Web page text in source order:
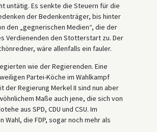
untätig. Es senkte die Steuern für die
der Bedenkenträger, bis hinter
den „gegnerischen Medien“, die der
Verdienenden den Stotterstart zu. Der
wäre allenfalls ein fauler.
wie der Regierenden. Eine
Partei-Köche im Wahlkampf
der Regierung Merkel II sind nun aber
Maße auch jene, die sich von
aus SPD, CDU und CSU. Im
die FDP, sogar noch mehr als